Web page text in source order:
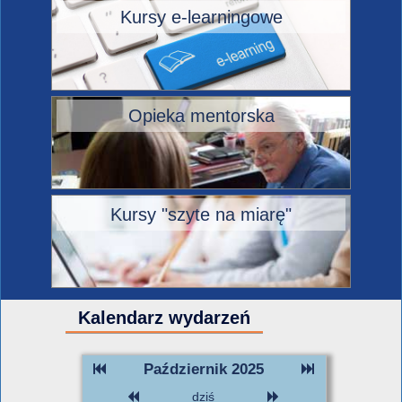
Kursy e-learningowe
Opieka mentorska
Kursy "szyte na miarę"
Kalendarz wydarzeń
Październik 2025
dziś